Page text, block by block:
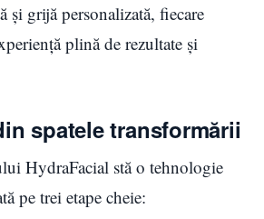
și grijă personalizată, fiecare
plină de rezultate și
spatele transformării
HydraFacial stă o tehnologie
pe trei etape cheie: